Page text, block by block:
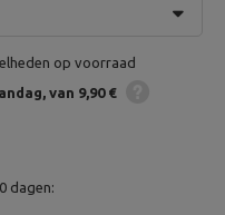
op voorraad
van 9,90 €
dagen: